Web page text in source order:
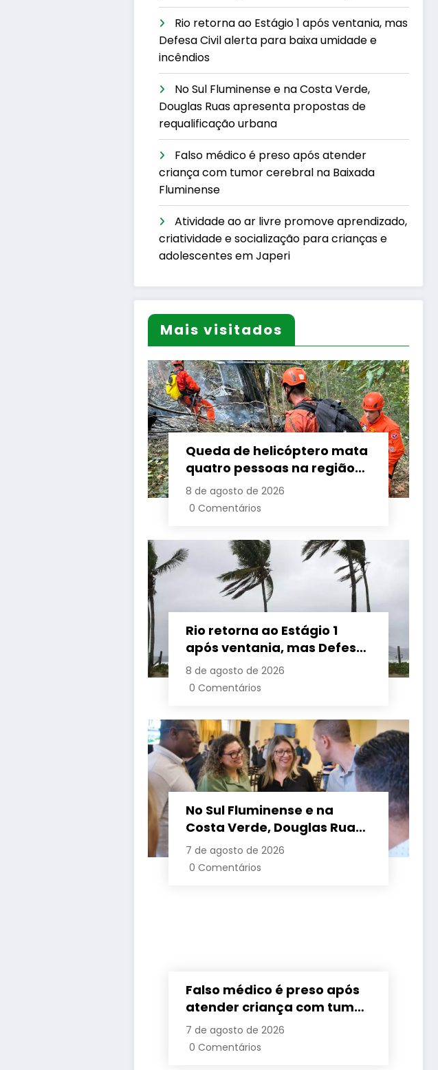
Rio retorna ao Estágio 1 após ventania, mas
Defesa Civil alerta para baixa umidade e
incêndios
No Sul Fluminense e na Costa Verde,
Douglas Ruas apresenta propostas de
requalificação urbana
Falso médico é preso após atender
criança com tumor cerebral na Baixada
Fluminense
Atividade ao ar livre promove aprendizado,
criatividade e socialização para crianças e
adolescentes em Japeri
Mais visitados
Queda de helicóptero mata
quatro pessoas na região
da Vista Chinesa, no Rio
8 de agosto de 2026
0 Comentários
Rio retorna ao Estágio 1
após ventania, mas Defesa
Civil alerta para baixa
umidade e incêndios
8 de agosto de 2026
0 Comentários
No Sul Fluminense e na
Costa Verde, Douglas Ruas
apresenta propostas de
requalificação urbana
7 de agosto de 2026
0 Comentários
Falso médico é preso após
atender criança com tumor
cerebral na Baixada
Fluminense
7 de agosto de 2026
0 Comentários